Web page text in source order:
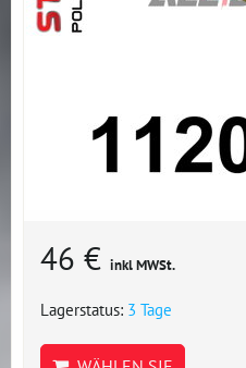
46 € inkl MWSt.
Lagerstatus: 3 Tage